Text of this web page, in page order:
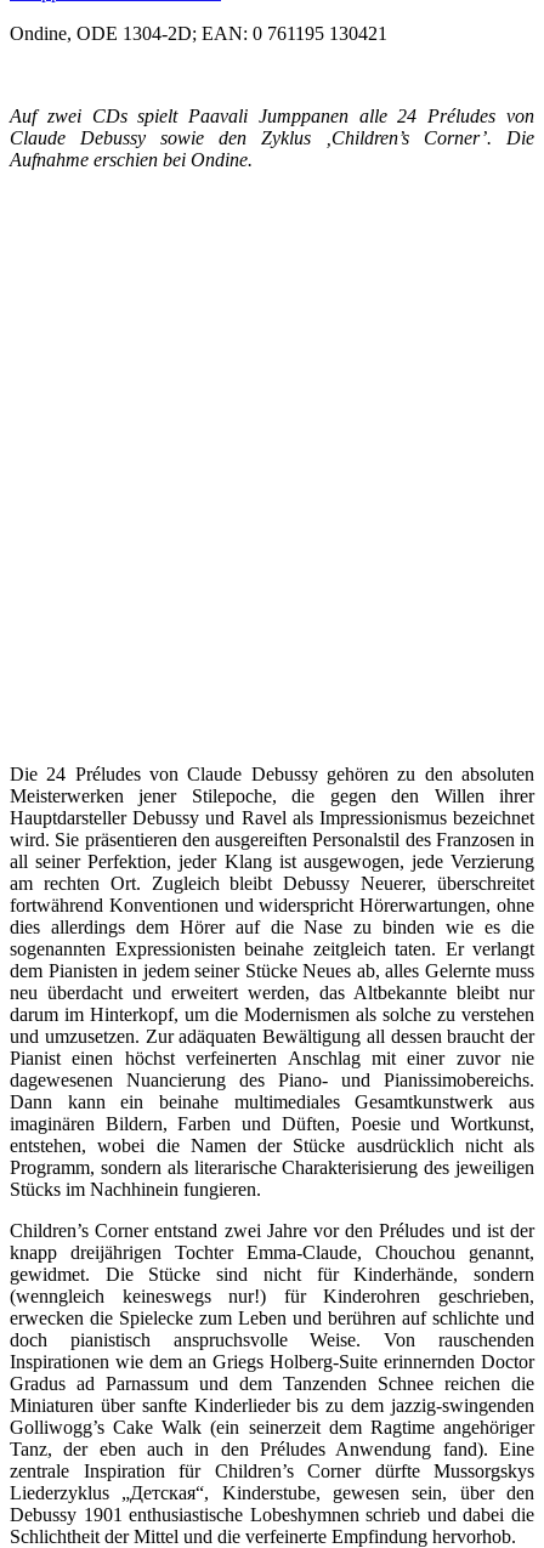
Ondine, ODE 1304-2D; EAN: 0 761195 130421
Auf zwei CDs spielt Paavali Jumppanen alle 24 Préludes von
Claude Debussy sowie den Zyklus ‚Children’s Corner’. Die
Aufnahme erschien bei Ondine.
Die 24 Préludes von Claude Debussy gehören zu den absoluten
Meisterwerken jener Stilepoche, die gegen den Willen ihrer
Hauptdarsteller Debussy und Ravel als Impressionismus bezeichnet
wird. Sie präsentieren den ausgereiften Personalstil des Franzosen in
all seiner Perfektion, jeder Klang ist ausgewogen, jede Verzierung
am rechten Ort. Zugleich bleibt Debussy Neuerer, überschreitet
fortwährend Konventionen und widerspricht Hörerwartungen, ohne
dies allerdings dem Hörer auf die Nase zu binden wie es die
sogenannten Expressionisten beinahe zeitgleich taten. Er verlangt
dem Pianisten in jedem seiner Stücke Neues ab, alles Gelernte muss
neu überdacht und erweitert werden, das Altbekannte bleibt nur
darum im Hinterkopf, um die Modernismen als solche zu verstehen
und umzusetzen. Zur adäquaten Bewältigung all dessen braucht der
Pianist einen höchst verfeinerten Anschlag mit einer zuvor nie
dagewesenen Nuancierung des Piano- und Pianissimobereichs.
Dann kann ein beinahe multimediales Gesamtkunstwerk aus
imaginären Bildern, Farben und Düften, Poesie und Wortkunst,
entstehen, wobei die Namen der Stücke ausdrücklich nicht als
Programm, sondern als literarische Charakterisierung des jeweiligen
Stücks im Nachhinein fungieren.
Children’s Corner entstand zwei Jahre vor den Préludes und ist der
knapp dreijährigen Tochter Emma-Claude, Chouchou genannt,
gewidmet. Die Stücke sind nicht für Kinderhände, sondern
(wenngleich keineswegs nur!) für Kinderohren geschrieben,
erwecken die Spielecke zum Leben und berühren auf schlichte und
doch pianistisch anspruchsvolle Weise. Von rauschenden
Inspirationen wie dem an Griegs Holberg-Suite erinnernden Doctor
Gradus ad Parnassum und dem Tanzenden Schnee reichen die
Miniaturen über sanfte Kinderlieder bis zu dem jazzig-swingenden
Golliwogg’s Cake Walk (ein seinerzeit dem Ragtime angehöriger
Tanz, der eben auch in den Préludes Anwendung fand). Eine
zentrale Inspiration für Children’s Corner dürfte Mussorgskys
Liederzyklus „Детская“, Kinderstube, gewesen sein, über den
Debussy 1901 enthusiastische Lobeshymnen schrieb und dabei die
Schlichtheit der Mittel und die verfeinerte Empfindung hervorhob.